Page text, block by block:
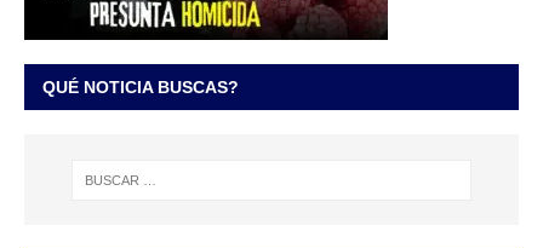
QUÉ NOTICIA BUSCAS?